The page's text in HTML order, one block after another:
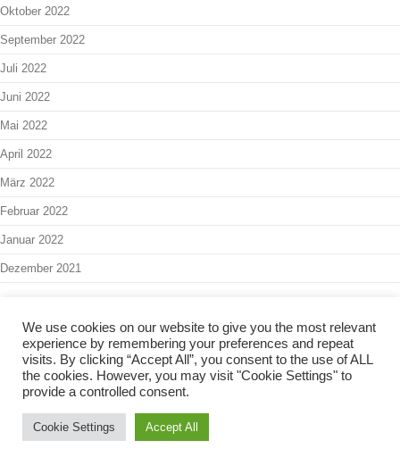
Oktober 2022
September 2022
Juli 2022
Juni 2022
Mai 2022
April 2022
März 2022
Februar 2022
Januar 2022
Dezember 2021
Interner Bereich
Admin
Copyright 2024 - Kinder- & Jugendbüro Balingen - Impressum
Datenschutzerklärung
We use cookies on our website to give you the most relevant
experience by remembering your preferences and repeat
visits. By clicking “Accept All”, you consent to the use of ALL
the cookies. However, you may visit "Cookie Settings" to
provide a controlled consent.
Cookie Settings Accept All